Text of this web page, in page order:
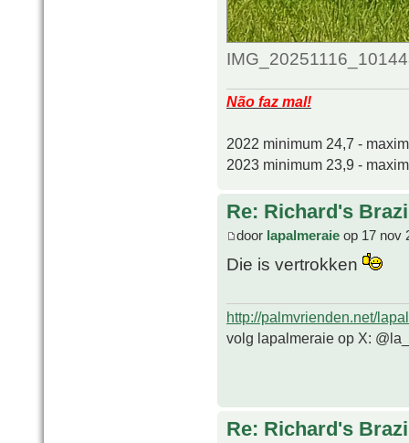
Não faz mal!
2022 minimum 24,7 -
2023 minimum 23,9 -
Re: Richard's
door lapalmeraie op 17 nov
Die is vertrokken
http://palmvrienden.net/
volg lapalmeraie op X:
Re: Richard's